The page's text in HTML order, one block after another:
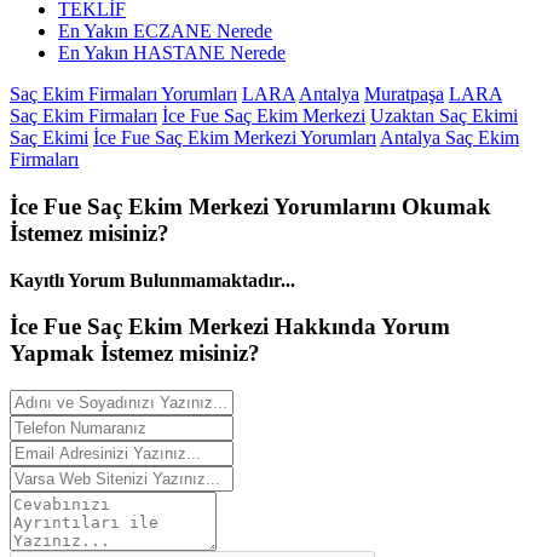
TEKLİF
En Yakın ECZANE Nerede
En Yakın HASTANE Nerede
Saç Ekim Firmaları Yorumları LARA Antalya Muratpaşa LARA
Saç Ekim Firmaları İce Fue Saç Ekim Merkezi Uzaktan Saç Ekimi
Saç Ekimi İce Fue Saç Ekim Merkezi Yorumları Antalya Saç Ekim
Firmaları
İce Fue Saç Ekim Merkezi Yorumlarını Okumak
İstemez misiniz?
Kayıtlı Yorum Bulunmamaktadır...
İce Fue Saç Ekim Merkezi HakkındaYorum
Yapmak İstemez misiniz?